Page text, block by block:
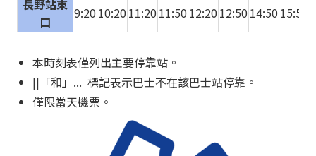
長野站東
口
9:20 10:20 11:20 11:50 12:20 12:50 14:50 15:50
本時刻表僅列出主要停靠站。
||「和」... 標記表示巴士不在該巴士站停靠。
僅限當天機票。